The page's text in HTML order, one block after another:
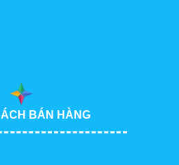
BÁN HÀNG